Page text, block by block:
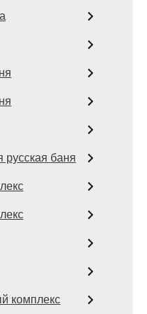
русская баня
комплекс